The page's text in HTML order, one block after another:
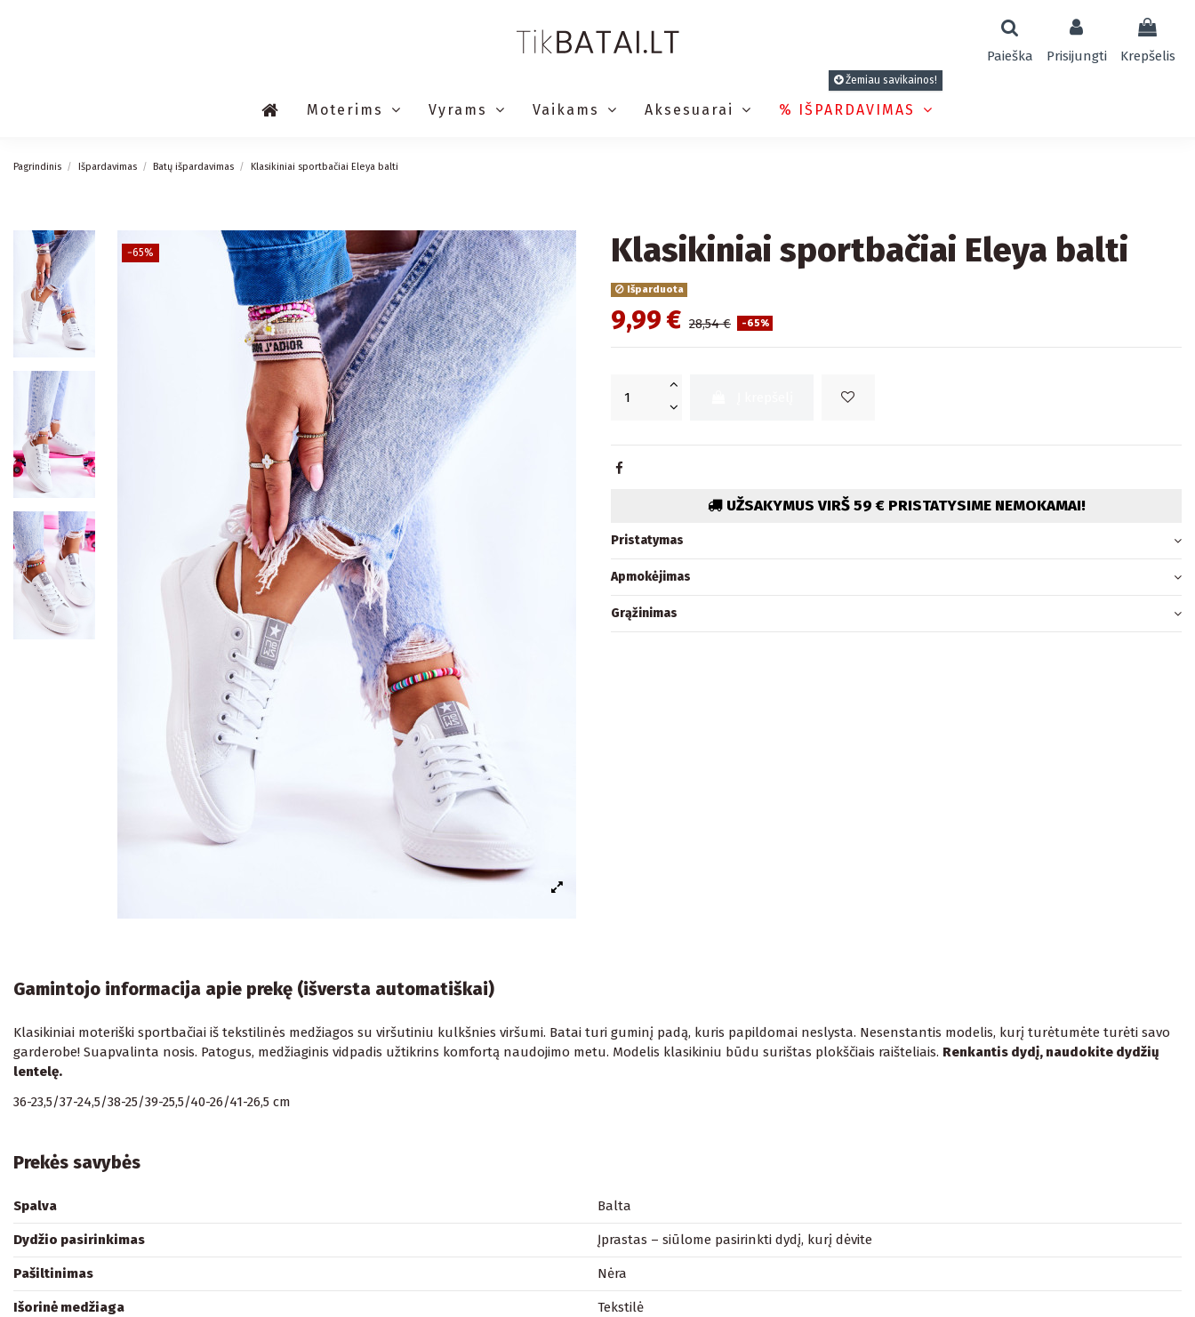
Paieška Prisijungti Krepšelis
Moterims Vyrams Vaikams Aksesuarai % IŠPARDAVIMAS
Žemiau savikainos!
Pagrindinis Išpardavimas Batų išpardavimas Klasikiniai sportbačiai Eleya balti
−65% Klasikiniai sportbačiai Eleya balti
Išparduota
9,99 € 28,54 € -65%
UŽSAKYMUS VIRŠ 59 € PRISTATYSIME NEMOKAMAI!
Pristatymas
Apmokėjimas
Grąžinimas
Gamintojo informacija apie prekę (išversta automatiškai)
Klasikiniai moteriški sportbačiai iš tekstilinės medžiagos su viršutiniu kulkšnies viršumi. Batai turi guminį padą, kuris papildomai neslysta. Nesenstantis modelis, kurį turėtumėte turėti savo
garderobe! Suapvalinta nosis. Patogus, medžiaginis vidpadis užtikrins komfortą naudojimo metu. Modelis klasikiniu būdu surištas plokščiais raišteliais. Renkantis dydį, naudokite dydžių
lentelę.
36-23,5/37-24,5/38-25/39-25,5/40-26/41-26,5 cm
Prekės savybės
Spalva Balta
Dydžio pasirinkimas Įprastas – siūlome pasirinkti dydį, kurį dėvite
Pašiltinimas Nėra
Išorinė medžiaga Tekstilė